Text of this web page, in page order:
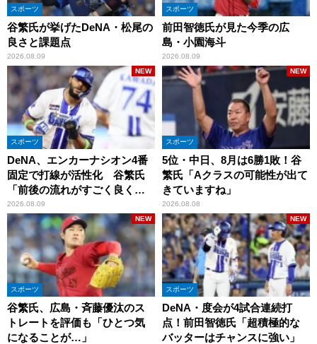
スポーツ
谷繁氏が挙げたDeNA・松尾の
良さと課題点
2026.08.09
スポーツ
前田智徳氏が見た今季の広
島・小園海斗
2026.08.09
スポーツ
DeNA、エンカーナシオン4番
固定で打線が活性化 谷繁氏
「前後の流れがすごく良くな
りましたね」
2026.08.09
NEW
スポーツ
5位・中日、8月は6勝1敗！谷
繁氏「Aクラスの可能性が出て
きていますね」
2026.08.08
NEW
スポーツ
谷繁氏、広島・斉藤優汰のス
トレートを評価も「ひとつ気
になることが…」
NEW
スポーツ
DeNA・度会が4試合連続打
点！前田智徳氏「超積極的な
バッターはチャンスに強い」
NEW